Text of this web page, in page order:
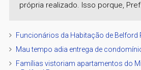
própria realizado. Isso porque,
Funcionários da Habitação de Belford
Mau tempo adia entrega de
Famílias vistoriam apartamentos do